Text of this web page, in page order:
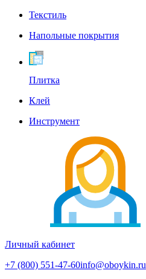
Текстиль
Напольные покрытия
Плитка
Клей
Инструмент
Личный кабинет
+7 (800) 551-47-60info@oboykin.ru